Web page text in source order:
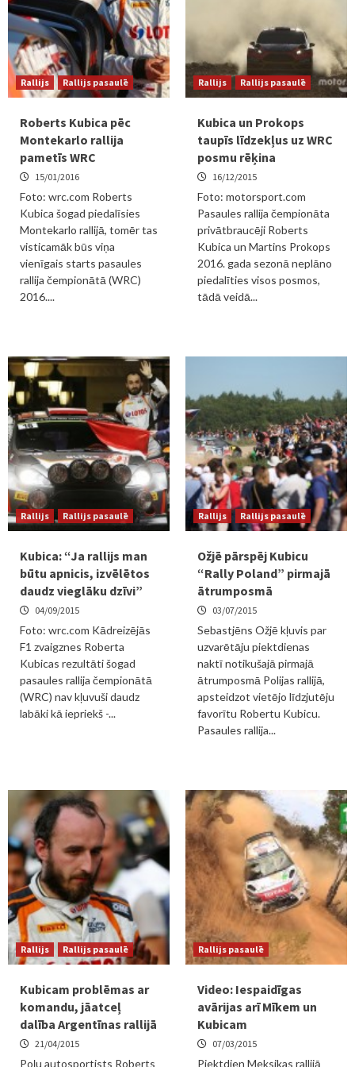
Rallijs Rallijs pasaulē
Roberts Kubica pēc
Montekarlo rallija
pametīs WRC
15/01/2016
Foto: wrc.com Roberts
Kubica šogad piedalīsies
Montekarlo rallijā, tomēr tas
visticamāk būs viņa
vienīgais starts pasaules
rallija čempionātā (WRC)
2016....
Rallijs Rallijs pasaulē
Kubica un Prokops
taupīs līdzekļus uz WRC
posmu rēķina
16/12/2015
Foto: motorsport.com
Pasaules rallija čempionāta
privātbraucēji Roberts
Kubica un Martins Prokops
2016. gada sezonā neplāno
piedalīties visos posmos,
tādā veidā...
Rallijs Rallijs pasaulē
Kubica: “Ja rallijs man
būtu apnicis, izvēlētos
daudz vieglāku dzīvi”
04/09/2015
Foto: wrc.com Kādreizējās
F1 zvaigznes Roberta
Kubicas rezultāti šogad
pasaules rallija čempionātā
(WRC) nav kļuvuši daudz
labāki kā iepriekš -...
Rallijs Rallijs pasaulē
Ožjē pārspēj Kubicu
“Rally Poland” pirmajā
ātrumposmā
03/07/2015
Sebastjēns Ožjē kļuvis par
uzvarētāju piektdienas
naktī notikušajā pirmajā
ātrumposmā Polijas rallijā,
apsteidzot vietējo līdzjutēju
favorītu Robertu Kubicu.
Pasaules rallija...
Rallijs Rallijs pasaulē
Kubicam problēmas ar
komandu, jāatceļ
dalība Argentīnas rallijā
21/04/2015
Poļu autosportists Roberts
Rallijs pasaulē
Video: Iespaidīgas
avārijas arī Mīkem un
Kubicam
07/03/2015
Piektdien Meksikas rallijā